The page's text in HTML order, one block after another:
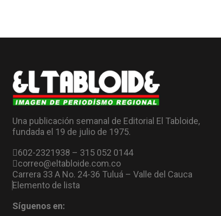
Una publicación semanal de Editorial El Tabloide,
fundada el 19 de julio de 1975.
602-2321938 – 315 052 0144
correo@eltabloide.com.co
Carrera 33 A No. 24-36 Tuluá – Valle del Cauca
Elemento de lista
Síguenos en: